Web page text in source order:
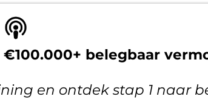
belegbaar
en ontdek stap 1 naar